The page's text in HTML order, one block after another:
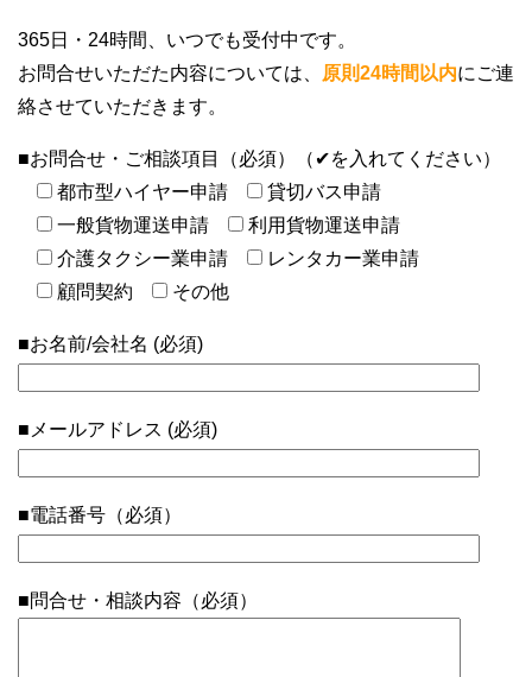
365日・24時間、いつでも受付中です。
お問合せいただた内容については、
原則24時間以内にご連
絡させていただきます。
■お問合せ・ご相談項目（必須）（✔を入れてください）
都市型ハイヤー申請
貸切バス申請
一般貨物運送申請
利用貨物運送申請
介護タクシー業申請
レンタカー業申請
顧問契約
その他
■お名前/会社名 (必須)
■メールアドレス (必須)
■電話番号（必須）
■問合せ・相談内容（必須）